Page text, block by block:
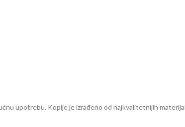
upotrebu. Koplje je izrađeno od najkvalitetnijih